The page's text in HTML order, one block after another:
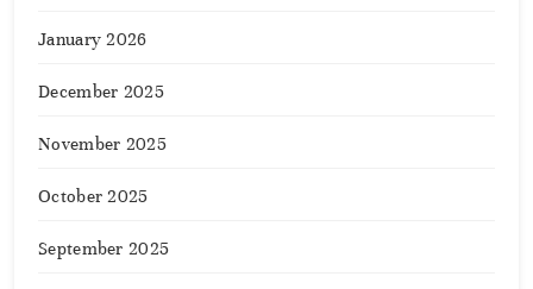
January 2026
December 2025
November 2025
October 2025
September 2025